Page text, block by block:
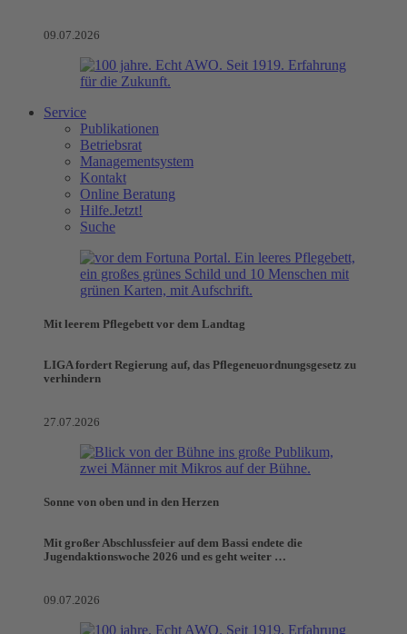
09.07.2026
Service
Publikationen
Betriebsrat
Managementsystem
Kontakt
Online Beratung
Hilfe.Jetzt!
Suche
Mit leerem Pflegebett vor dem Landtag
LIGA fordert Regierung auf, das Pflegeneuordnungsgesetz zu
verhindern
27.07.2026
Sonne von oben und in den Herzen
Mit großer Abschlussfeier auf dem Bassi endete die
Jugendaktionswoche 2026 und es geht weiter …
09.07.2026